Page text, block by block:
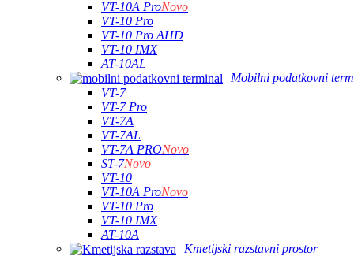
VT-10A ProNovo
VT-10 Pro
VT-10 Pro AHD
VT-10 IMX
AT-10AL
Mobilni podatkovni
VT-7
VT-7 Pro
VT-7A
VT-7AL
VT-7A PRONovo
ST-7Novo
VT-10
VT-10A ProNovo
VT-10 Pro
VT-10 IMX
AT-10A
Kmetijski razstavni prostor